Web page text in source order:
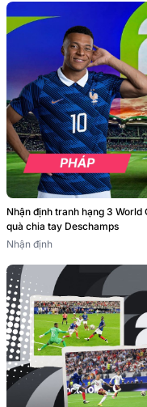
Nhận định tranh hạng 3
quà chia tay Deschamps
Nhận định